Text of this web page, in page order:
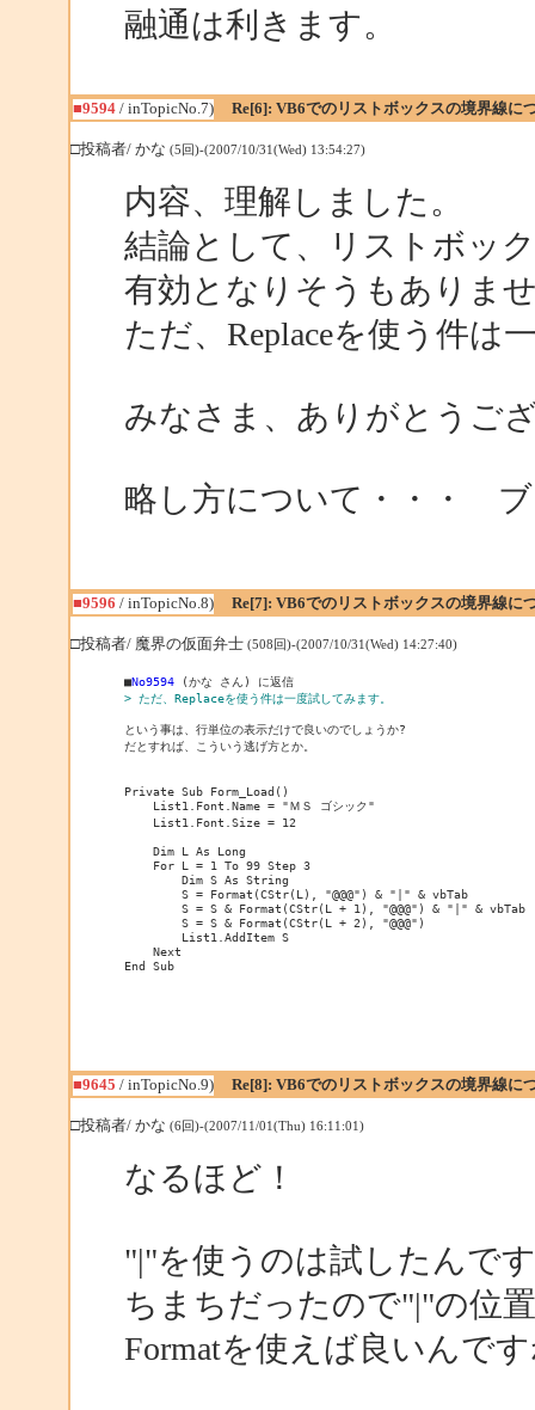
融通は利きます。
■9594/ inTopicNo.7) Re[6]: VB6でのリストボックスの境界線に
□投稿者/ かな (5回)-(2007/10/31(Wed) 13:54:27)
内容、理解しました。
結論として、リストボッ
有効となりそうもありま
ただ、Replaceを使う件は
みなさま、ありがとうご
略し方について・・・
■9596 / inTopicNo.8) Re[7]: VB6でのリストボックスの境界線に
□投稿者/ 魔界の仮面弁士 (508回)-(2007/10/31(Wed) 14:27:40)
■No9594
(かな さん) に返信
> ただ、Replaceを使う件は一度試してみます。
という事は、行単位の表示だけで良いのでしょうか?
だとすれば、こういう逃げ方とか。
Private Sub Form_Load()
    List1.Font.Name = "ＭＳ ゴシック"
    List1.Font.Size = 12
    Dim L As Long
    For L = 1 To 99 Step 3
        Dim S As String
        S = Format(CStr(L), "@@@") & "|" & vbTab
        S = S & Format(CStr(L + 1), "@@@") & "|" & vbTab
        S = S & Format(CStr(L + 2), "@@@")
        List1.AddItem S
    Next
End Sub
■9645 / inTopicNo.9) Re[8]: VB6でのリストボックスの境界線に
□投稿者/ かな (6回)-(2007/11/01(Thu) 16:11:01)
なるほど！
"|"を使うのは試したんで
ちまちだったので"|"の位
Formatを使えば良いんで